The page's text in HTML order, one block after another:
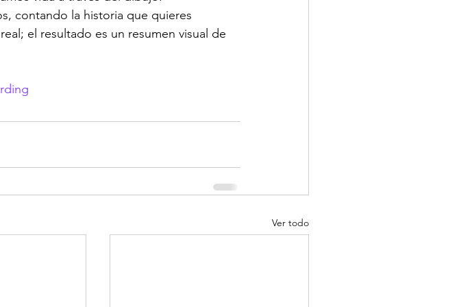
contando la historia que quieres
el resultado es un resumen visual de
Ver todo